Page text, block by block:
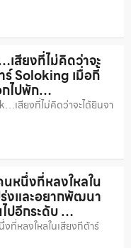
สียงที่ไม่คิดว่าจะ
ร์ Soloking เมื่อกี้
ไปพัก…
เสียงที่ไม่คิดว่าจะได้ยินจา
หนึ่งที่หลงใหลใน
ร่งและอยากพัฒนา
ปอีกระดับ …
ที่หลงใหลในเสียงกีต้าร์